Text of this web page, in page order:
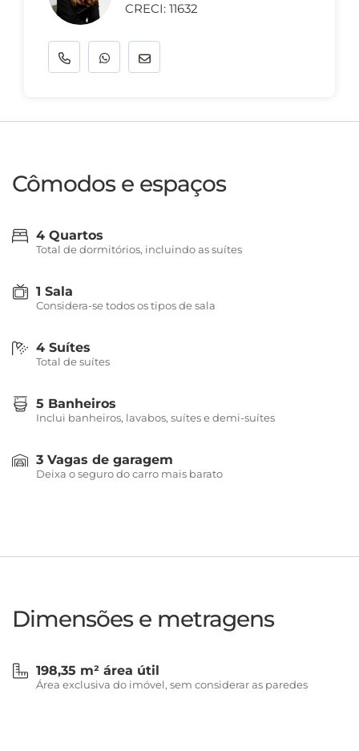
CRECI: 11632
Cômodos e espaços
4 Quartos
Total de dormitórios, incluindo as suítes
1 Sala
Considera-se todos os tipos de sala
4 Suítes
Total de suítes
5 Banheiros
Inclui banheiros, lavabos, suítes e demi-suítes
3 Vagas de garagem
Deixa o seguro do carro mais barato
Dimensões e metragens
198,35 m² área útil
Área exclusiva do imóvel, sem considerar as paredes